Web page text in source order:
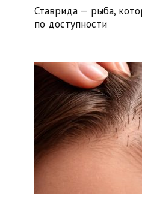
Ставрида — рыба,
по доступности